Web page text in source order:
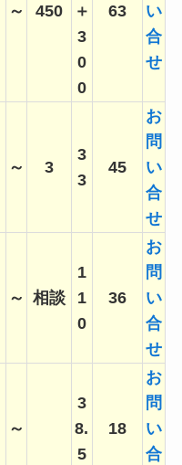
～ 450
＋
3
0
0
63
い
合
せ
～ 3
3
3
45
お
問
い
合
せ
～ 相談
1
1
0
36
お
問
い
合
せ
～
3
8.
5
18
お
問
い
合